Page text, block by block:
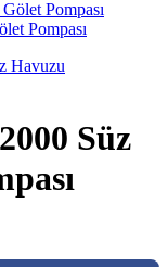
Pompası
Süz